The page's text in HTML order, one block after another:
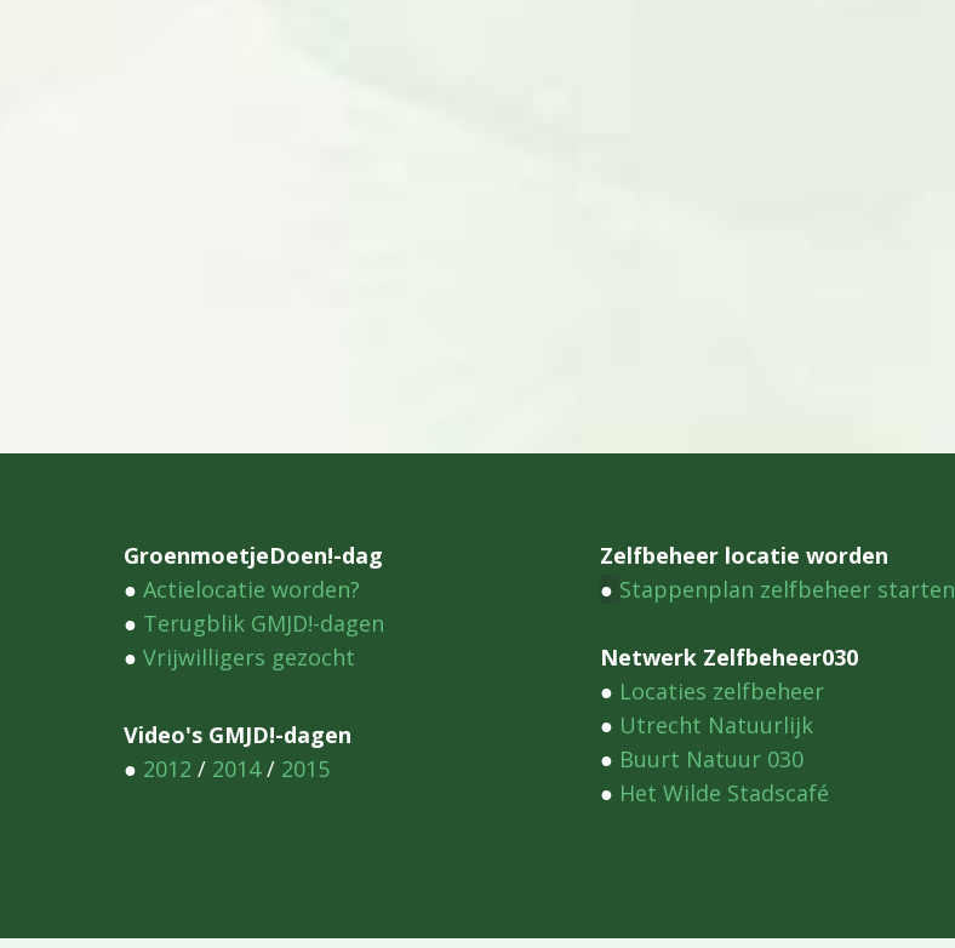
GroenmoetjeDoen!-dag
● Actielocatie worden?
● Terugblik GMJD!-dagen
● Vrijwilligers gezocht
Video's GMJD!-dagen
● 2012 / 2014/ 2015
Zelfbeheer locatie worden
● Stappenplan zelfbeheer starten
Netwerk Zelfbeheer030
● Locaties zelfbeheer
● Utrecht Natuurlijk
● Buurt Natuur 030
● Het Wilde Stadscafé